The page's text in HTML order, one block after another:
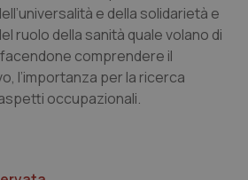
patologie neurodegenerative
e della solidarietà e
ruolo della sanità quale volano di
comprendere il
l’importanza per la ricerca
occupazionali.